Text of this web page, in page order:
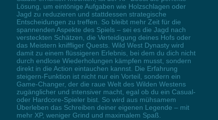
Lösung, um eintönige Aufgaben wie Holzschlagen oder
Jagd zu reduzieren und stattdessen strategische
Entscheidungen zu treffen. So bleibt mehr Zeit für die
spannenden Aspekte des Spiels – sei es die Jagd nach
versteckten Schätzen, die Verteidigung deines Hofs oder
das Meistern kniffliger Quests. Wild West Dynasty wird
damit zu einem flüssigeren Erlebnis, bei dem du dich nicht
durch endlose Wiederholungen kämpfen musst, sondern
direkt in die Action eintauchen kannst. Die Erfahrung
steigern-Funktion ist nicht nur ein Vorteil, sondern ein
Game-Changer, der die raue Welt des Wilden Westens
zugänglicher und intensiver macht, egal ob du ein Casual-
oder Hardcore-Spieler bist. So wird aus mühsamem
Überleben das Schreiben deiner eigenen Legende – mit
mehr XP, weniger Grind und maximalem Spaß.